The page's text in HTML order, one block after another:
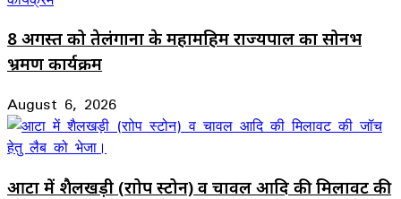
8 अगस्त को तेलंगाना के महामहिम राज्यपाल का सोनभद्र
भ्रमण कार्यक्रम
August 6, 2026
आटा में शैलखड़ी (राोप स्टोन) व चावल आदि की मिलावट की